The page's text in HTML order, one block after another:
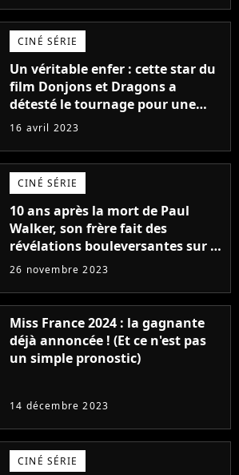
CINÉ SÉRIE
Un véritable enfer : cette star du
film Donjons et Dragons a
détesté le tournage pour une
raison très spéciale
16 avril 2023
CINÉ SÉRIE
10 ans après la mort de Paul
Walker, son frère fait des
révélations bouleversantes sur la
réaction des acteurs de Fast and
26 novembre 2023
Miss France 2024 : la gagnante
déjà annoncée ! (Et ce n'est pas
un simple pronostic)
14 décembre 2023
CINÉ SÉRIE